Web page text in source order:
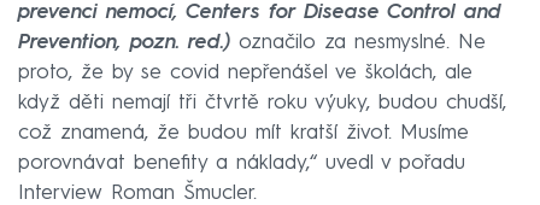
prevenci nemocí, Centers for Disease Control and
Prevention, pozn. red.) označilo za nesmyslné. Ne
proto, že by se covid nepřenášel ve školách, ale
když děti nemají tři čtvrtě roku výuky, budou chudší,
což znamená, že budou mít kratší život. Musíme
porovnávat benefity a náklady,“ uvedl v pořadu
Interview Roman Šmucler.